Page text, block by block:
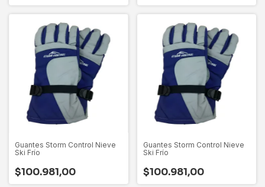
Guantes Storm Control Nieve
Ski Frío
$100.981,00
Guantes Storm Control Nieve
Ski Frío
$100.981,00